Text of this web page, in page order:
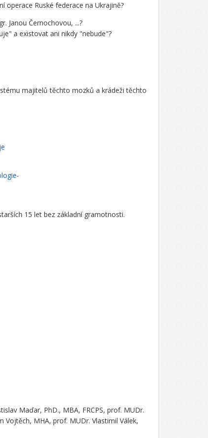
Ruské federace na Ukrajině?
Janou Černochovou, ...?
a existovat ani nikdy "nebude"?
majitelů těchto mozků a krádeži těchto
15 let bez základní gramotnosti.
Maďar, PhD., MBA, FRCPS, prof. MUDr.
Vojtěch, MHA, prof. MUDr. Vlastimil Válek,